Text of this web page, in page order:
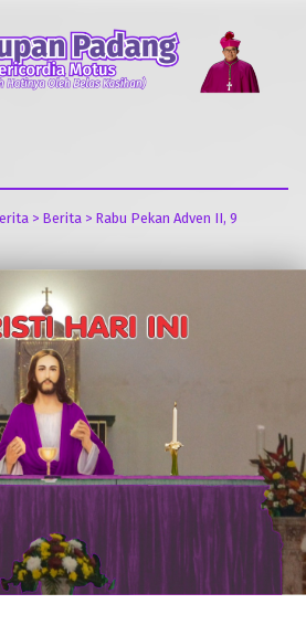
> Berita> Rabu Pekan Adven II, 9